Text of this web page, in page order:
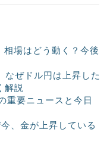
相場はどう動く？今後
なぜドル円は上昇した
解説
重要ニュースと今日
、金が上昇している